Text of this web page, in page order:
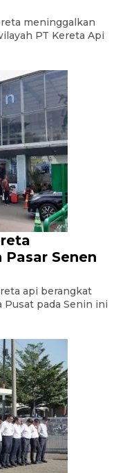
meninggalkan
PT Kereta Api
Senen
api berangkat
Pusat pada Senin ini